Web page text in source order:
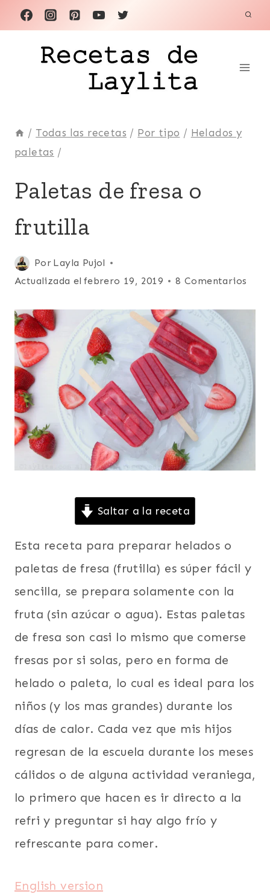
Saltar
al
contenido
/ Todas las recetas / Por tipo / Helados y
paletas /
O
FRUTILLA
FRUTAS
|
HELADOS
PALETAS
|
LATINO/HISPANO
|
PARA
NIÑOS
|
POSTRES
|
SUDAMERICA
|
VEGETARIANA
Paletas de fresa o
frutilla
Por Layla Pujol
Publicada
el
Actualizada el febrero 19, 2019 8 Comentarios
Saltar a la receta
Esta receta para preparar helados o
paletas de fresa (frutilla) es súper fácil y
sencilla, se prepara solamente con la
fruta (sin azúcar o agua). Estas paletas
de fresa son casi lo mismo que comerse
fresas por si solas, pero en forma de
helado o paleta, lo cual es ideal para los
niños (y los mas grandes) durante los
días de calor. Cada vez que mis hijos
regresan de la escuela durante los meses
cálidos o de alguna actividad veraniega,
lo primero que hacen es ir directo a la
refri y preguntar si hay algo frío y
refrescante para comer.
English version